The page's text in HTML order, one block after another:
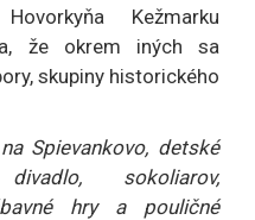
Kežmarku
že okrem iných sa
skupiny historického
Spievankovo, detské
sokoliarov,
hry a pouličné